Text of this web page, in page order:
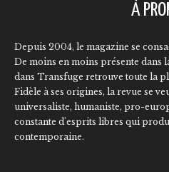
À
Depuis 2004, le magazine se
De moins en moins présente dans
dans Transfuge retrouve toute la
Fidèle à ses origines, la revue se
universaliste, humaniste, pro-
constante d'esprits libres qui
contemporaine.